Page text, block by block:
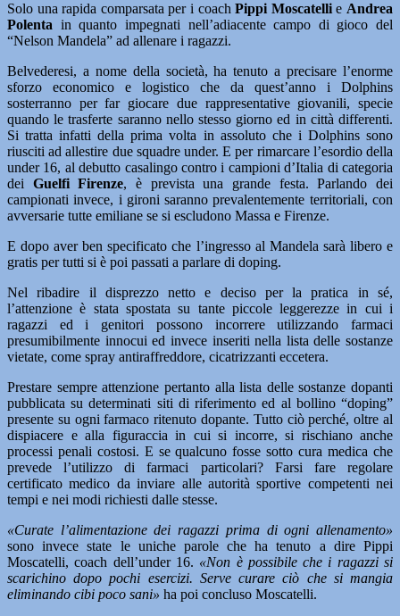
Solo una rapida comparsata per i coachPippi Moscatellie Andrea
Polenta in quanto impegnati nell’adiacente campo di gioco del
“Nelson Mandela” ad allenare i ragazzi.
Belvederesi, a nome della società, ha tenuto a precisare l’enorme
sforzo economico e logistico che da quest’anno i Dolphins
sosterranno per far giocare due rappresentative giovanili, specie
quando le trasferte saranno nello stesso giorno ed in città differenti.
Si tratta infatti della prima volta in assoluto che i Dolphins sono
riusciti ad allestire due squadre under. E per rimarcare l’esordio della
under 16, al debutto casalingo contro i campioni d’Italia di categoria
dei Guelfi Firenze, è prevista una grande festa. Parlando dei
campionati invece, i gironi saranno prevalentemente territoriali, con
avversarie tutte emiliane se si escludono Massa e Firenze.
E dopo aver ben specificato che l’ingresso al Mandela sarà libero e
gratis per tutti si è poi passati a parlare di doping.
Nel ribadire il disprezzo netto e deciso per la pratica in sé,
l’attenzione è stata spostata su tante piccole leggerezze in cui i
ragazzi ed i genitori possono incorrere utilizzando farmaci
presumibilmente innocui ed invece inseriti nella lista delle sostanze
vietate, come spray antiraffreddore, cicatrizzanti eccetera.
Prestare sempre attenzione pertanto alla lista delle sostanze dopanti
pubblicata su determinati siti di riferimento ed al bollino “doping”
presente su ogni farmaco ritenuto dopante. Tutto ciò perché, oltre al
dispiacere e alla figuraccia in cui si incorre, si rischiano anche
processi penali costosi. E se qualcuno fosse sotto cura medica che
prevede l’utilizzo di farmaci particolari? Farsi fare regolare
certificato medico da inviare alle autorità sportive competenti nei
tempi e nei modi richiesti dalle stesse.
«Curate l’alimentazione dei ragazzi prima di ogni allenamento»
sono invece state le uniche parole che ha tenuto a dire Pippi
Moscatelli, coach dell’under 16. «Non è possibile che i ragazzi si
scarichino dopo pochi esercizi. Serve curare ciò che si mangia
eliminando cibi poco sani» ha poi concluso Moscatelli.